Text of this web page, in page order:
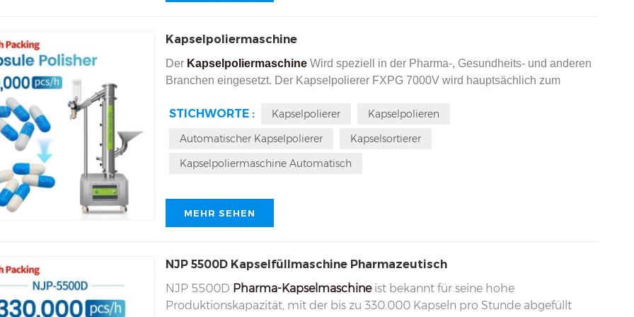
Kapselpoliermaschine
Der KapselpoliermaschineWird speziell in der Pharma-, Gesundheits- und anderen
Branchen eingesetzt. Der Kapselpolierer FXPG 7000V wird hauptsächlich zum
Kapseloberfläche, verbessert die Glätte der Kapseln und entfernt ungeeignete
ein Zusatzgerät für Kapselfüllmaschinen.
STICHWORTE : Kapselpolierer
Kapselpolieren
Automatischer Kapselpolierer
Kapselsortierer
Kapselpoliermaschine Automatisch
MEHR SEHEN
NJP 5500D Kapselfüllmaschine Pharmazeutisch
NJP 5500D Pharma-Kapselmaschine ist bekannt für seine hohe
Produktionskapazität, mit der bis zu 330.000 Kapseln pro Stunde abgefüllt